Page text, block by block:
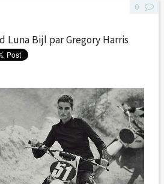
Luna Bijl par Gregory Harris
0